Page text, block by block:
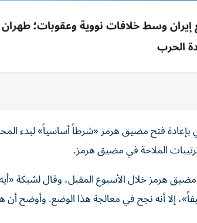
وسط خلافات نووية وعقوبات؛
الحرب
فتح مضيق هرمز «شرطاً أساسياً» لبدء
الملاحة في مضيق هرمز.
مضيق هرمز خلال الأسبوع المقبل، وقال لشبكة
إلا أنه نجح في معالجة هذا الوضع. وأوضح أن